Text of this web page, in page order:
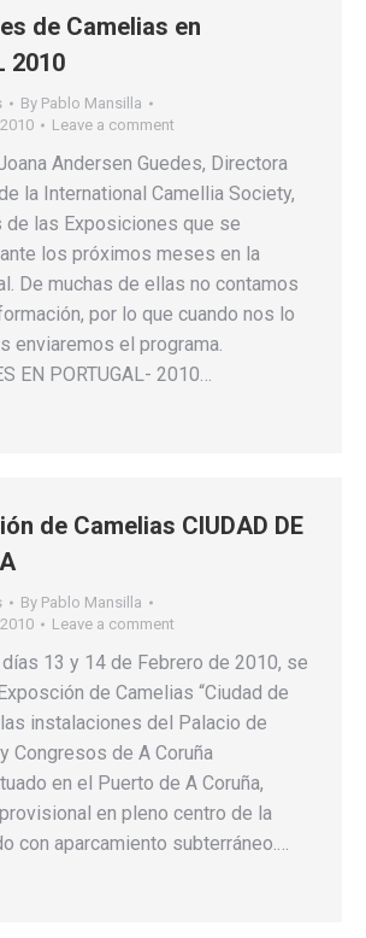
de Camelias en
2010
By Pablo Mansilla
Leave a comment
Andersen Guedes, Directora
la International Camellia Society,
de las Exposiciones que se
los próximos meses en la
De muchas de ellas no contamos
por lo que cuando nos lo
enviaremos el programa.
EN PORTUGAL- 2010…
de Camelias CIUDAD DE
By Pablo Mansilla
Leave a comment
13 y 14 de Febrero de 2010, se
de Camelias “Ciudad de
las instalaciones del Palacio de
Congresos de A Coruña
en el Puerto de A Coruña,
en pleno centro de la
con aparcamiento subterráneo.…